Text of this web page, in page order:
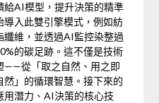
給AI模型，提升決策的精準
入此雙引擎模式，例如紡
纖維，並透過AI監控染整過
的碳足跡。這不僅是技術
——從「取之自然、用之即
」的循環智慧。接下來的
用潛力、AI決策的核心技